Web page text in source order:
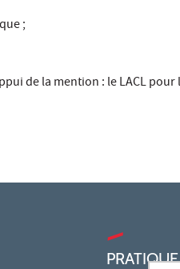
;
de la mention : le LACL
PRATIQUE